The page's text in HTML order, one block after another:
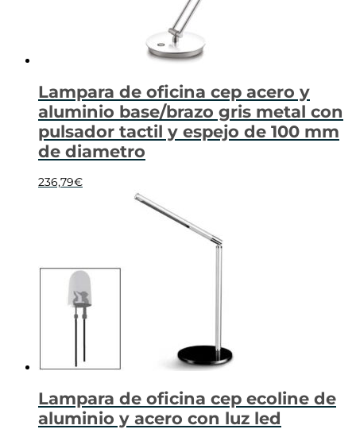
Lampara de oficina cep acero y
aluminio base/brazo gris metal con
pulsador tactil y espejo de 100 mm
de diametro
236,79€
Lampara de oficina cep ecoline de
aluminio y acero con luz led